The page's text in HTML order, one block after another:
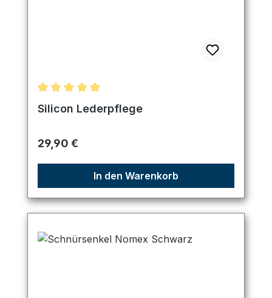
Durchschnittliche Bewertung von 5 von 5 Sternen
Silicon Lederpflege
Regulärer Preis:
29,90 €
In den Warenkorb